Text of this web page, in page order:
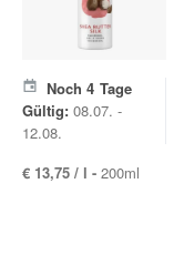
Noch 4 Tage
Gültig: 08.07. -
12.08.
€ 13,75 / l - 200ml